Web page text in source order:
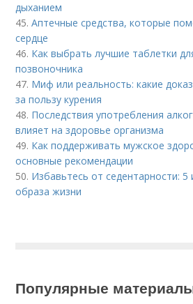
дыханием
45.Аптечные средства, которые
сердце
46. Как выбрать лучшие таблетки
позвоночника
47. Миф или реальность: какие
за пользу курения
48. Последствия употребления
влияет на здоровье организма
49. Как поддерживать мужское
основные рекомендации
50. Избавьтесь от седентарности: 5
образа жизни
Популярные